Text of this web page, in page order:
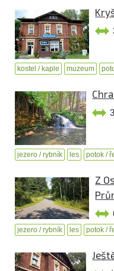
kostel / kaple muzeum
jezero / rybník les potok /
Z
jezero / rybník les potok /